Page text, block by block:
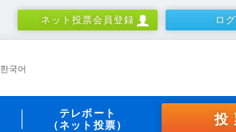
ネット投票会員登録 ロ
한국어
テレボート
（ネット投票）
投